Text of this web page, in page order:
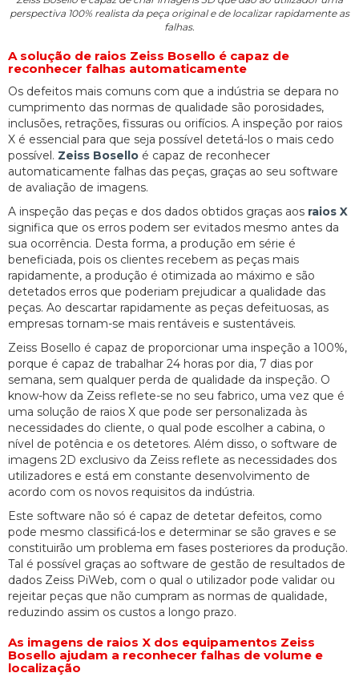
perspectiva 100% realista da peça original e de localizar rapidamente as
falhas.
A solução de raios Zeiss Bosello é capaz de
reconhecer falhas automaticamente
Os defeitos mais comuns com que a indústria se depara no
cumprimento das normas de qualidade são porosidades,
inclusões, retrações, fissuras ou orifícios. A inspeção por raios
X é essencial para que seja possível detetá-los o mais cedo
possível. Zeiss Bosello é capaz de reconhecer
automaticamente falhas das peças, graças ao seu software
de avaliação de imagens.
A inspeção das peças e dos dados obtidos graças aos raios X
significa que os erros podem ser evitados mesmo antes da
sua ocorrência. Desta forma, a produção em série é
beneficiada, pois os clientes recebem as peças mais
rapidamente, a produção é otimizada ao máximo e são
detetados erros que poderiam prejudicar a qualidade das
peças. Ao descartar rapidamente as peças defeituosas, as
empresas tornam-se mais rentáveis e sustentáveis.
Zeiss Bosello é capaz de proporcionar uma inspeção a 100%,
porque é capaz de trabalhar 24 horas por dia, 7 dias por
semana, sem qualquer perda de qualidade da inspeção. O
know-how da Zeiss reflete-se no seu fabrico, uma vez que é
uma solução de raios X que pode ser personalizada às
necessidades do cliente, o qual pode escolher a cabina, o
nível de potência e os detetores. Além disso, o software de
imagens 2D exclusivo da Zeiss reflete as necessidades dos
utilizadores e está em constante desenvolvimento de
acordo com os novos requisitos da indústria.
Este software não só é capaz de detetar defeitos, como
pode mesmo classificá-los e determinar se são graves e se
constituirão um problema em fases posteriores da produção.
Tal é possível graças ao software de gestão de resultados de
dados Zeiss PiWeb, com o qual o utilizador pode validar ou
rejeitar peças que não cumpram as normas de qualidade,
reduzindo assim os custos a longo prazo.
As imagens de raios X dos equipamentos Zeiss
Bosello ajudam a reconhecer falhas de volume e
localização